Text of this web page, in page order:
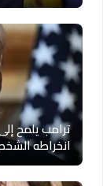
ترامب يلمح
انخراطه